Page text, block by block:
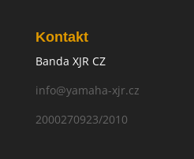
Kontakt
Banda XJR CZ
info@yamaha-xjr.cz
2000270923/2010